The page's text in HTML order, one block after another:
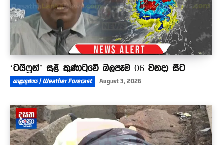
‘ටයිෆූන්’ සුළි කුණාටුවේ බලපෑම 06 වනදා සිට
කාළගුණය | Weather Forecast August 3, 2026